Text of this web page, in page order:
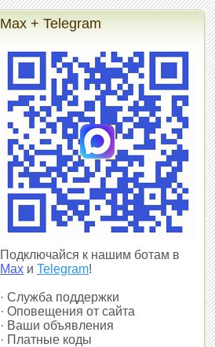
Max + Telegram
Подключайся к нашим ботам в
Max и Telegram!
· Служба поддержки
· Оповещения от сайта
· Ваши объявления
· Платные коды